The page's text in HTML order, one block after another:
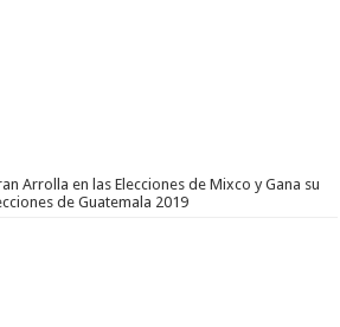
Arrolla en las Elecciones de Mixco y Gana su
de Guatemala 2019